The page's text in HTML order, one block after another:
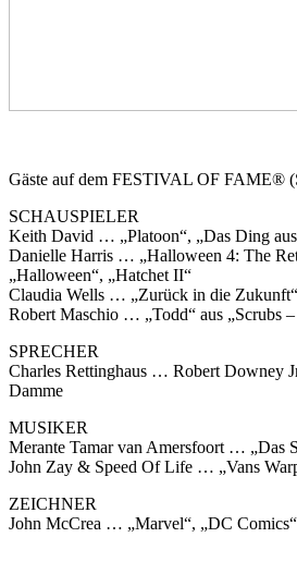
Gäste auf dem FESTIVAL OF FAME®
SCHAUSPIELER
Keith David … „Platoon“, „Das Ding aus
Danielle Harris … „Halloween 4: The
„Halloween“, „Hatchet II“
Claudia Wells … „Zurück in die Zukunft“
Robert Maschio … „Todd“ aus „Scrubs
SPRECHER
Charles Rettinghaus … Robert Downey
Damme
MUSIKER
Merante Tamar van Amersfoort … „Das
John Zay & Speed Of Life … „Vans
ZEICHNER
John McCrea … „Marvel“, „DC Comics“